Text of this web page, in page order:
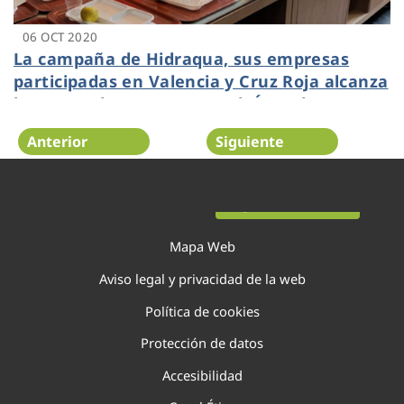
06 OCT 2020
La campaña de Hidraqua, sus empresas
participadas en Valencia y Cruz Roja alcanza
las 6.520 altas nuevas en el ‘Área de
clientes’ de la página web
Anterior Siguiente
Mapa Web
Aviso legal y privacidad de la web
Política de cookies
Protección de datos
Accesibilidad